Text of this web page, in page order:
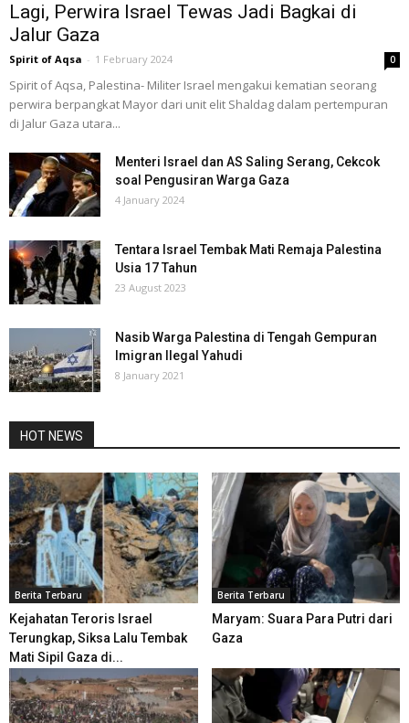
Lagi, Perwira Israel Tewas Jadi Bagkai di
Jalur Gaza
Spirit of Aqsa - 1 February 2024 0
Spirit of Aqsa, Palestina- Militer Israel mengakui kematian seorang
perwira berpangkat Mayor dari unit elit Shaldag dalam pertempuran
di Jalur Gaza utara...
Menteri Israel dan AS Saling Serang, Cekcok
soal Pengusiran Warga Gaza
4 January 2024
Tentara Israel Tembak Mati Remaja Palestina
Usia 17 Tahun
23 August 2023
Nasib Warga Palestina di Tengah Gempuran
Imigran Ilegal Yahudi
8 January 2021
HOT NEWS
Berita Terbaru
Kejahatan Teroris Israel
Terungkap, Siksa Lalu Tembak
Mati Sipil Gaza di...
Berita Terbaru
Maryam: Suara Para Putri dari
Gaza